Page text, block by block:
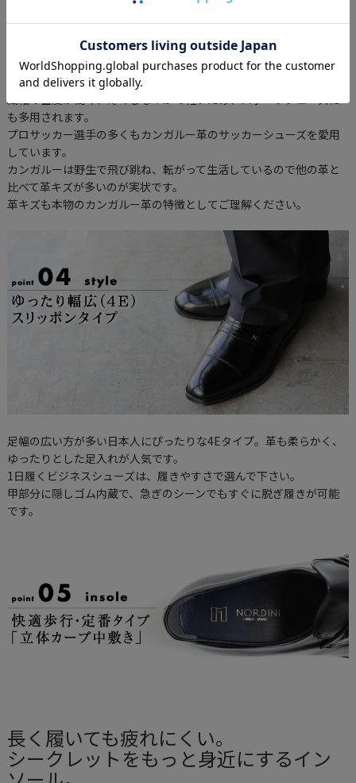
カンガルー革は原産国がオーストラリアのみで年間捕獲量が制限さ
れているため希少価値が高く高価。
繊維の密度が高く、薄くしなやかで軽いため、スポーツシューズに
も多用されます。
プロサッカー選手の多くもカンガルー革のサッカーシューズを愛用
しています。
カンガルーは野生で飛び跳ね、転がって生活しているので他の革と
比べて革キズが多いのが実状です。
革キズも本物のカンガルー革の特徴としてご理解ください。
足幅の広い方が多い日本人にぴったりな4Eタイプ。革も柔らかく、
ゆったりとした足入れが人気です。
1日履くビジネスシューズは、履きやすさで選んで下さい。
甲部分に隠しゴム内蔵で、急ぎのシーンでもすぐに脱ぎ履きが可能
です。
長く履いても疲れにくい。
シークレットをもっと身近にするイン